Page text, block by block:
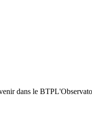
dans le BTP